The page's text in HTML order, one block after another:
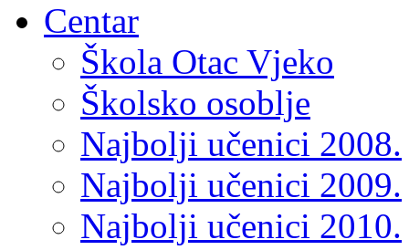
Centar
Škola Otac Vjeko
Školsko osoblje
Najbolji učenici 2008.
Najbolji učenici 2009.
Najbolji učenici 2010.